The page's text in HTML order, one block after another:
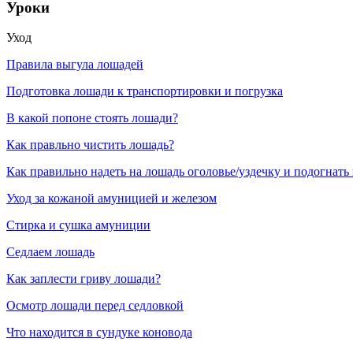
Уроки
Уход
Правила выгула лошадей
Подготовка лошади к транспортировки и погрузка
В какой попоне стоять лошади?
Как правльно чистить лошадь?
Как правильно надеть на лошадь оголовье/уздечку и подогнать
Уход за кожаной амуницией и железом
Стирка и сушка амуниции
Седлаем лошадь
Как заплести гриву лошади?
Осмотр лошади перед седловкой
Что находится в сундуке коновода